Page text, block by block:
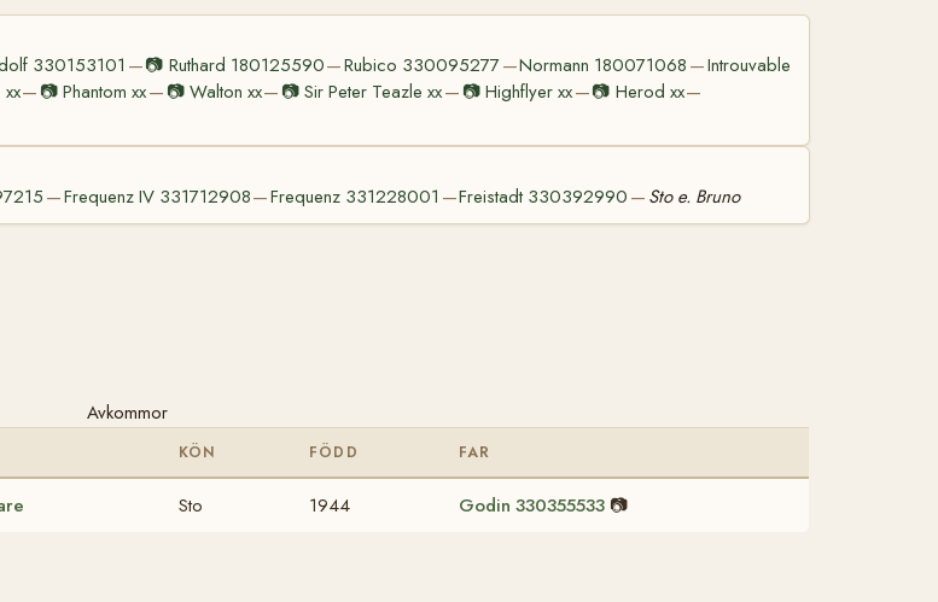
330153101 —📷 Ruthard 180125590—Rubico 330095277 —Normann 180071068 —Introuvable
— 📷Phantom xx— 📷 Walton xx— 📷 Sir Peter Teazle xx— 📷Highflyer xx—📷 Herod xx—
—Frequenz IV 331712908—Frequenz 331228001 —Freistadt 330392990 — Sto e. Bruno
Avkommor
KÖN FÖDD FAR
Sto 1944 Godin 330355533 📷